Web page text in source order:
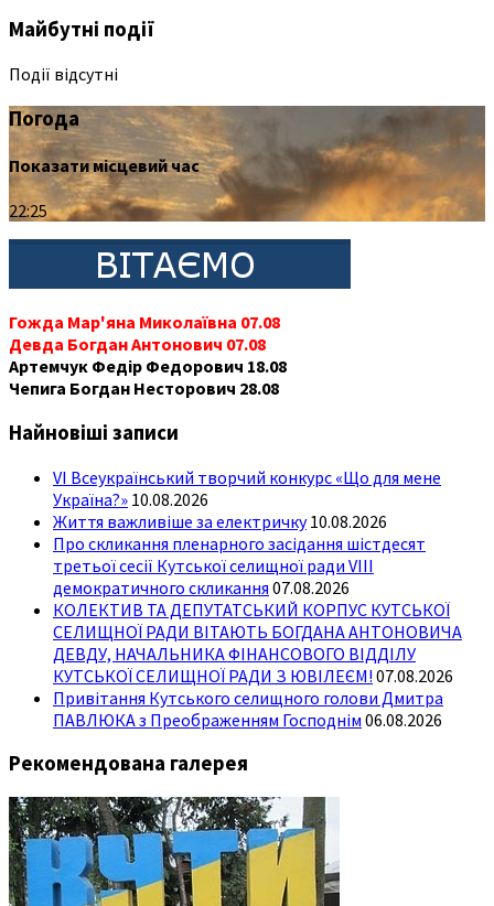
Майбутні події
Події відсутні
Погода
Показати місцевий час
22:25
Гожда Мар'яна Миколаївна 07.08
Девда Богдан Антонович 07.08
Артемчук Федір Федорович 18.08
Чепига Богдан Несторович 28.08
Найновіші записи
VІ Всеукраїнський творчий конкурс «Що для мене
Україна?» 10.08.2026
Життя важливіше за електричку 10.08.2026
Про скликання пленарного засідання шістдесят
третьої сесії Кутської селищної ради VIII
демократичного скликання 07.08.2026
КОЛЕКТИВ ТА ДЕПУТАТСЬКИЙ КОРПУС КУТСЬКОЇ
СЕЛИЩНОЇ РАДИ ВІТАЮТЬ БОГДАНА АНТОНОВИЧА
ДЕВДУ, НАЧАЛЬНИКА ФІНАНСОВОГО ВІДДІЛУ
КУТСЬКОЇ СЕЛИЩНОЇ РАДИ З ЮВІЛЕЄМ! 07.08.2026
Привітання Кутського селищного голови Дмитра
ПАВЛЮКА з Преображенням Господнім 06.08.2026
Рекомендована галерея